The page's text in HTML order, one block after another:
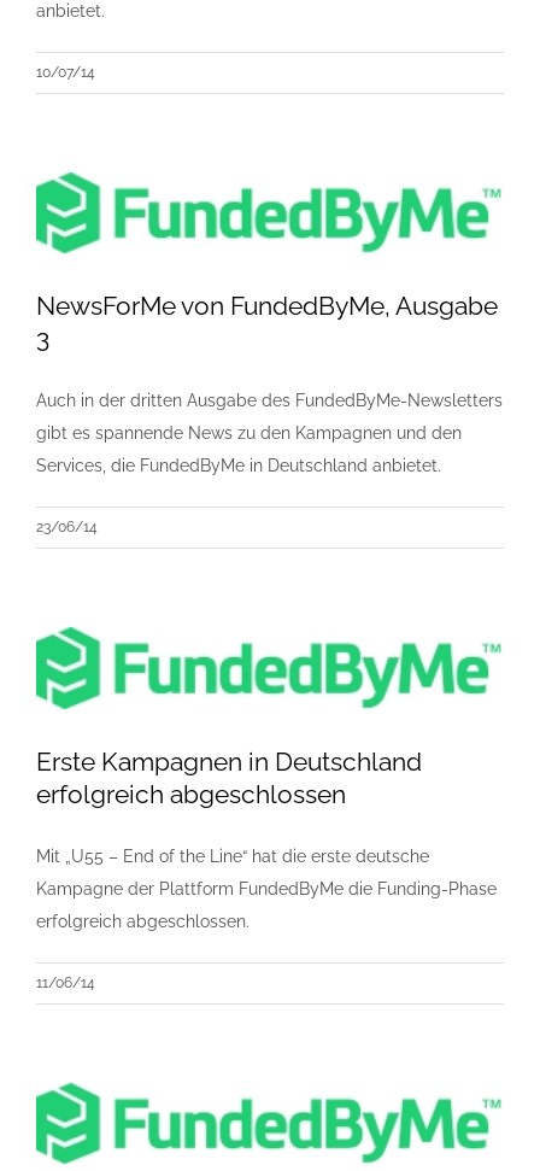
anbietet.
10/07/14
NewsForMe von FundedByMe, Ausgabe
3
Auch in der dritten Ausgabe des FundedByMe-Newsletters
gibt es spannende News zu den Kampagnen und den
Services, die FundedByMe in Deutschland anbietet.
23/06/14
Erste Kampagnen in Deutschland
erfolgreich abgeschlossen
Mit „U55 – End of the Line“ hat die erste deutsche
Kampagne der Plattform FundedByMe die Funding-Phase
erfolgreich abgeschlossen.
11/06/14